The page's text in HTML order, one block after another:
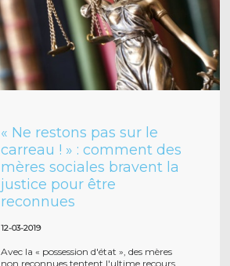
« Ne restons pas sur le
carreau ! » : comment des
mères sociales bravent la
justice pour être
reconnues
12-03-2019
Avec la « possession d'état », des mères
non reconnues tentent l'ultime recours